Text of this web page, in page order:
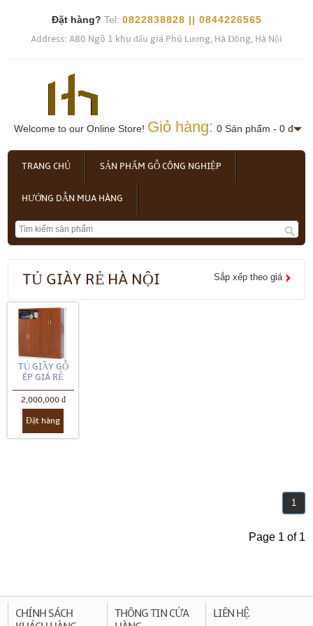
Đặt hàng? Tel: 0822838828 || 0844226565
Address: A80 Ngõ 1 khu đấu giá Phú Lương, Hà Đông, Hà Nội
Welcome to our Online Store! Giỏ hàng: 0 Sản phẩm - 0 đ
TRANG CHỦ SẢN PHẨM GỖ CÔNG NGHIỆP
HƯỚNG DẪN MUA HÀNG
TỦ GIÀY RẺ HÀ NỘI Sắp xếp theo giá
TỦ GIẦY GỖ
ÉP GIÁ RẺ
2,000,000 đ
Đặt hàng
1
Page 1 of 1
CHÍNH SÁCH
THÔNG TIN CỬA
LIÊN HỆ